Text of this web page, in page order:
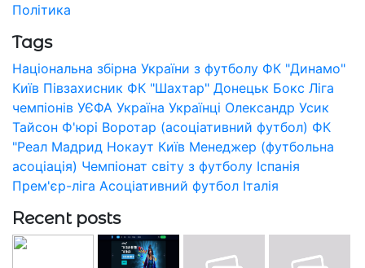
Політика
Tags
Національна збірна України з футболу ФК "Динамо"
Київ Півзахисник ФК "Шахтар" Донецьк Бокс Ліга
чемпіонів УЄФА Україна Українці Олександр Усик
Тайсон Ф'юрі Воротар (асоціативний футбол) ФК
"Реал Мадрид Нокаут Київ Менеджер (футбольна
асоціація) Чемпіонат світу з футболу Іспанія
Прем'єр-ліга Асоціативний футбол Італія
Recent posts